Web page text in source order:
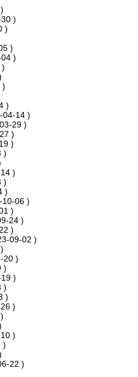
)
)
)
)
)
)
14 )
29 )
)
)
)
)
)
)
10-06 )
)
24 )
)
09-02 )
20 )
)
)
)
)
)
)
)
22 )